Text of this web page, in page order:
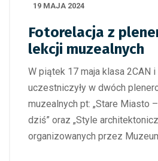
19 MAJA 2024
Fotorelacja z
lekcji muzealnych
W piątek 17 maja klasa 2CAN
uczestniczyły w dwóch
muzealnych pt: „Stare Miasto
dziś” oraz „Style
organizowanych przez